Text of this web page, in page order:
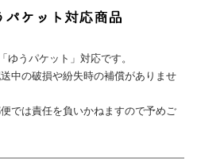
ゆうパケット」対応です。
中の破損や紛失時の補償がありませ
では責任を負いかねますので予めご